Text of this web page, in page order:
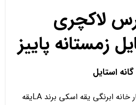
لاکچری
زمستانه پاییز
استایل
مانتو کبریتی کتان چهار خانه ابرنگی یقه اسکی برند LAیقه